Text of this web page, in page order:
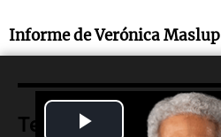
Play
Informe de Verónica Maslup
Temas